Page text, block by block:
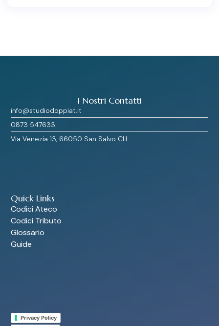
Privacy Policy
Quick Links
Codici Ateco
Codici Tributo
Glossario
Guide
I Nostri Contatti
info@studiodoppiat.it
0873 547633
Via Venezia 13, 66050 San Salvo CH